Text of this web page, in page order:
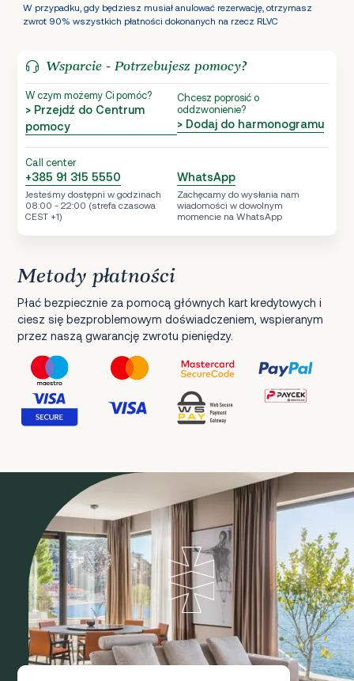
W przypadku, gdy będziesz musiał anulować rezerwację, otrzymasz
zwrot 90% wszystkich płatności dokonanych na rzecz RLVC
Wsparcie - Potrzebujesz pomocy?
W czym możemy Ci pomóc?
> Przejdź do Centrum
pomocy
Chcesz poprosić o
oddzwonienie?
> Dodaj do harmonogramu
Call center
+385 91 315 5550
Jesteśmy dostępni w godzinach
08:00 - 22:00 (strefa czasowa
CEST +1)
WhatsApp
Zachęcamy do wysłania nam
wiadomości w dowolnym
momencie na WhatsApp
Metody płatności
Płać bezpiecznie za pomocą głównych kart kredytowych i
ciesz się bezproblemowym doświadczeniem, wspieranym
przez naszą gwarancję zwrotu pieniędzy.